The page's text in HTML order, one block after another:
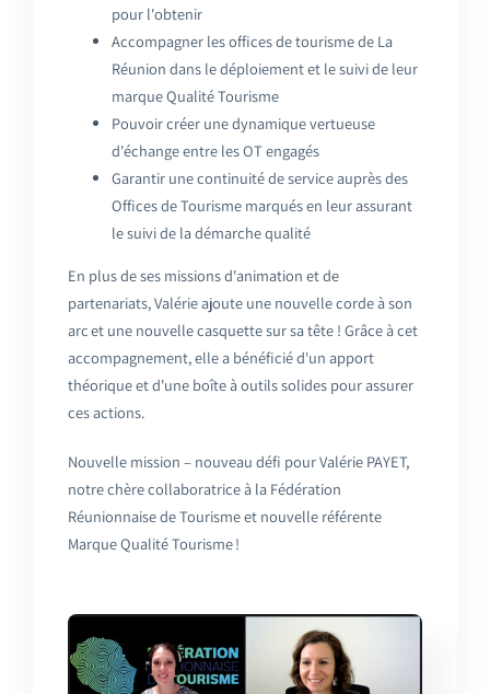
pour l'obtenir
Accompagner les offices de tourisme de La
Réunion dans le déploiement et le suivi de leur
marque Qualité Tourisme
Pouvoir créer une dynamique vertueuse
d'échange entre les OT engagés
Garantir une continuité de service auprès des
Offices de Tourisme marqués en leur assurant
le suivi de la démarche qualité
En plus de ses missions d'animation et de
partenariats, Valérie ajoute une nouvelle corde à son
arc et une nouvelle casquette sur sa tête ! Grâce à cet
accompagnement, elle a bénéficié d'un apport
théorique et d'une boîte à outils solides pour assurer
ces actions.
Nouvelle mission – nouveau défi pour Valérie PAYET,
notre chère collaboratrice à la Fédération
Réunionnaise de Tourisme et nouvelle référente
Marque Qualité Tourisme !